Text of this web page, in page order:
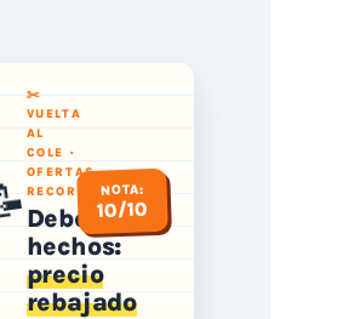
✂️
VUELTA
AL
COLE ·
OFERTAS
RECORTADAS
Deberes
hechos:
precio
rebajado
NOTA:
10/10